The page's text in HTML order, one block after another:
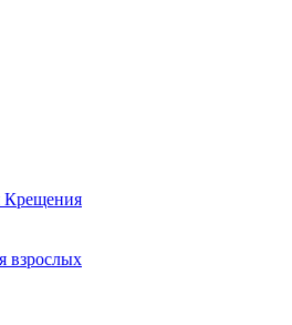
Крещения
взрослых